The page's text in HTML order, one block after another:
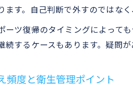
ます。自己判断で外すのではな
ーツ復帰のタイミングによって
続するケースもあります。疑問
頻度と衛生管理ポイント